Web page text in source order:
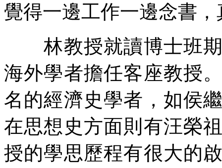
覺得一邊工作一邊念書
林教授就讀博士班期
海外學者擔任客座教授
名的經濟史學者，如侯
在思想史方面則有汪榮
授的學思歷程有很大的